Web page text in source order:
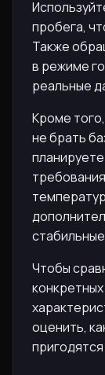
пробега,
Также
в режиме
реальные
Кроме
не брать
Чтобы
оценить,